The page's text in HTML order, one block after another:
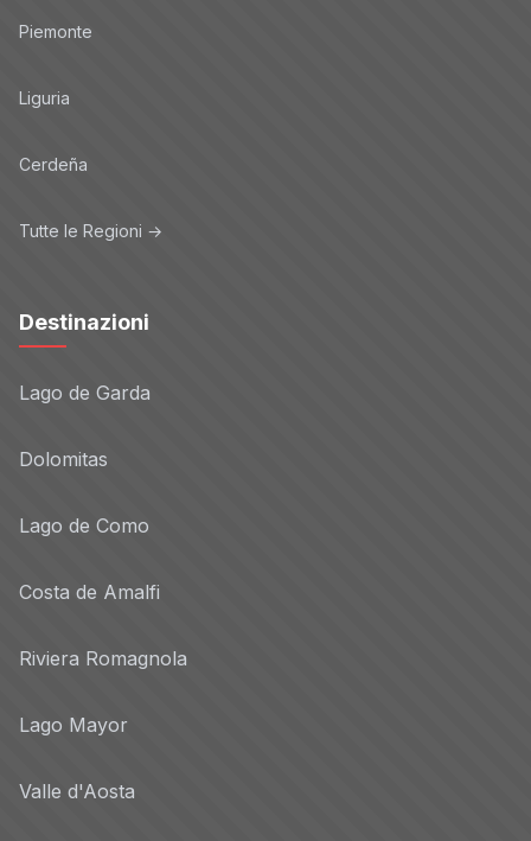
Piemonte
Liguria
Cerdeña
Tutte le Regioni →
Destinazioni
Lago de Garda
Dolomitas
Lago de Como
Costa de Amalfi
Riviera Romagnola
Lago Mayor
Valle d'Aosta